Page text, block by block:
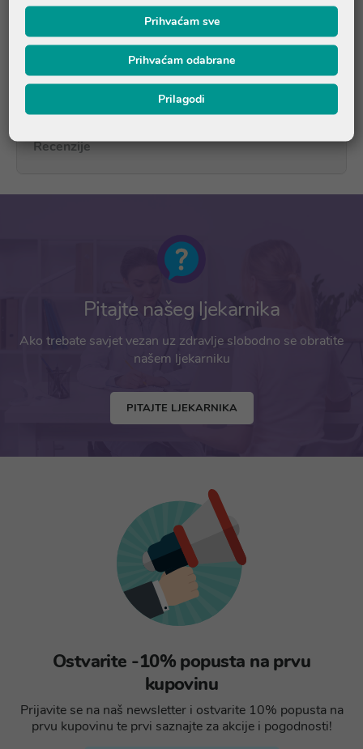
Upute o proizvodu
Recenzije
Pitajte našeg ljekarnika
Ako trebate savjet vezan uz zdravlje slobodno se obratite
našem ljekarniku
PITAJTE LJEKARNIKA
Ostvarite -10% popusta na prvu
kupovinu
Prijavite se na naš newsletter i ostvarite 10% popusta na
prvu kupovinu te prvi saznajte za akcije i pogodnosti!
Prihvaćam sve
Prihvaćam odabrane
Prilagodi